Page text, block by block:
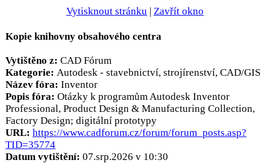
Vytisknout stránku | Zavřít okno
Kopie knihovny obsahového centra
Vytištěno z: CAD Fórum
Kategorie: Autodesk - stavebnictví, strojírenství, CAD/GIS
Název fóra: Inventor
Popis fóra: Otázky k programům Autodesk Inventor
Professional, Product Design & Manufacturing Collection,
Factory Design; digitální prototypy
URL: https://www.cadforum.cz/forum/forum_posts.asp?
TID=35774
Datum vytištění: 07.srp.2026 v 10:30